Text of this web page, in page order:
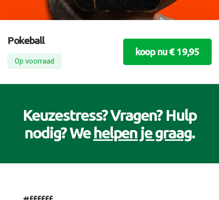
Pokeball
Op voorraad
koop nu € 19,95
Keuzestress? Vragen? Hulp
nodig? Wehelpen je graag.